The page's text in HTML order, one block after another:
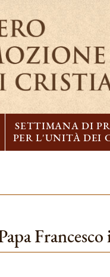
SETTIMANA DI
PER L'UNITÀ DEI